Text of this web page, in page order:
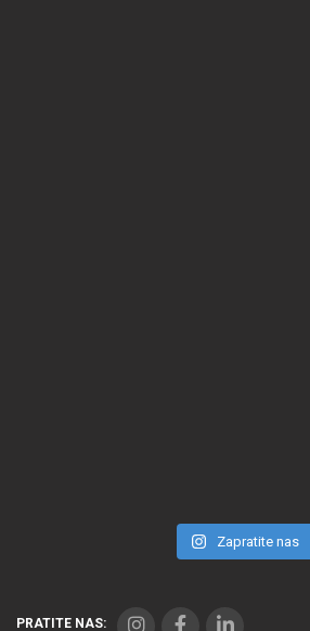
Zapratite nas
PRATITE NAS: